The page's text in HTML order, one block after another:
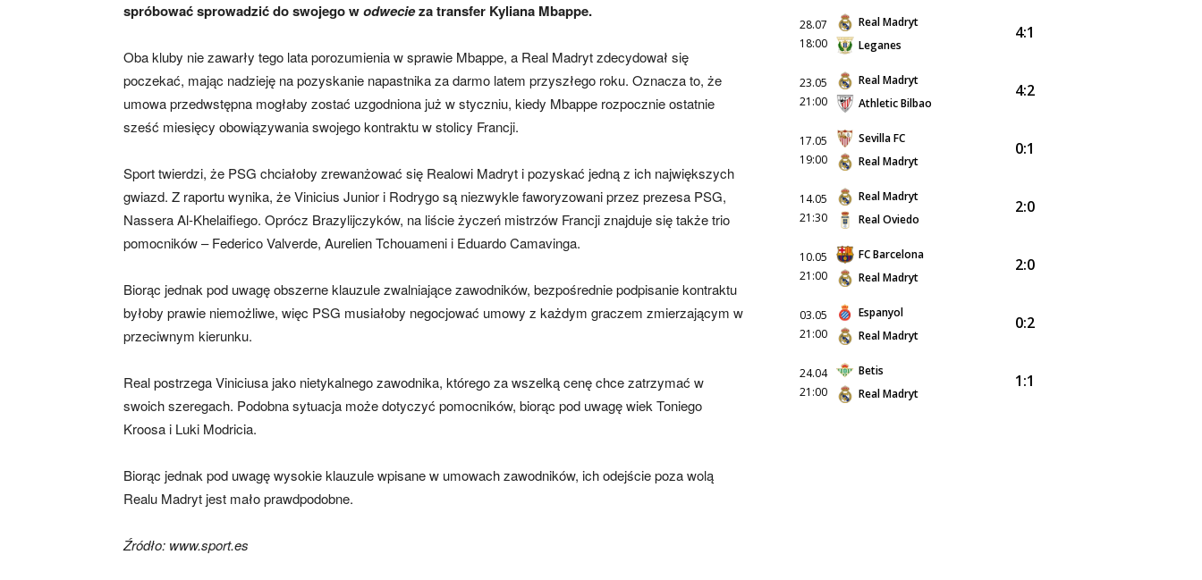
spróbować sprowadzić do swojego wodwecieza transfer Kyliana Mbappe.
Oba kluby nie zawarły tego lata porozumienia w sprawie Mbappe, a Real Madryt zdecydował się
poczekać, mając nadzieję na pozyskanie napastnika za darmo latem przyszłego roku. Oznacza to, że
umowa przedwstępna mogłaby zostać uzgodniona już w styczniu, kiedy Mbappe rozpocznie ostatnie
sześć miesięcy obowiązywania swojego kontraktu w stolicy Francji.
Sport twierdzi, że PSG chciałoby zrewanżować się Realowi Madryt i pozyskać jedną z ich największych
gwiazd. Z raportu wynika, że ​​Vinicius Junior i Rodrygo są niezwykle faworyzowani przez prezesa PSG,
Nassera Al-Khelaifiego. Oprócz Brazylijczyków, na liście życzeń mistrzów Francji znajduje się także trio
pomocników – Federico Valverde, Aurelien Tchouameni i Eduardo Camavinga.
Biorąc jednak pod uwagę obszerne klauzule zwalniające zawodników, bezpośrednie podpisanie kontraktu
byłoby prawie niemożliwe, więc PSG musiałoby negocjować umowy z każdym graczem zmierzającym w
przeciwnym kierunku.
Real postrzega Viniciusa jako nietykalnego zawodnika, którego za wszelką cenę chce zatrzymać w
swoich szeregach. Podobna sytuacja może dotyczyć pomocników, biorąc pod uwagę wiek Toniego
Kroosa i Luki Modricia.
Biorąc jednak pod uwagę wysokie klauzule wpisane w umowach zawodników, ich odejście poza wolą
Realu Madryt jest mało prawdpodobne.
Źródło: www.sport.es
28.07
18:00
Real Madryt
Leganes
4:1
23.05
21:00
Real Madryt
Athletic Bilbao
4:2
17.05
19:00
Sevilla FC
Real Madryt
0:1
14.05
21:30
Real Madryt
Real Oviedo
2:0
10.05
21:00
FC Barcelona
Real Madryt
2:0
03.05
21:00
Espanyol
Real Madryt
0:2
24.04
21:00
Betis
Real Madryt
1:1